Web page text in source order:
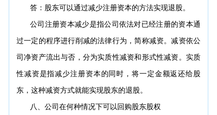
答：股东可以通过减少注册资本的方法实现退股。
公司注册资本减少是指公司依法对已经注册的资本通
过一定的程序进行削减的法律行为，简称减资。减资依公
司净资产流出与否，分为实质性减资和形式性减资。实质
性减资是指减少注册资本的同时，将一定金额返还给股
东，这种减资方式就能实现股东的退股。
八、公司在何种情况下可以回购股东股权